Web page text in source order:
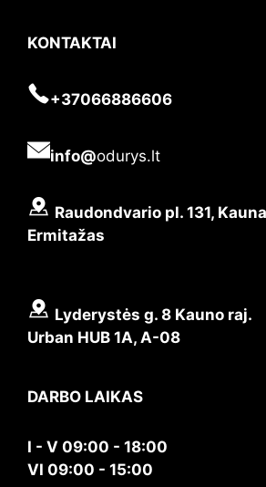
KONTAKTAI
+37066886606
info@odurys.lt
Raudondvario pl. 131,
Ermitažas
Lyderystės g. 8 Kauno raj.
Urban HUB 1A, A-08
DARBO LAIKAS
I - V 09:00 - 18:00
VI 09:00 - 15:00